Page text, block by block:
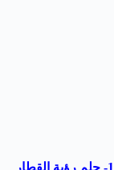
1- حلم رؤية القطار